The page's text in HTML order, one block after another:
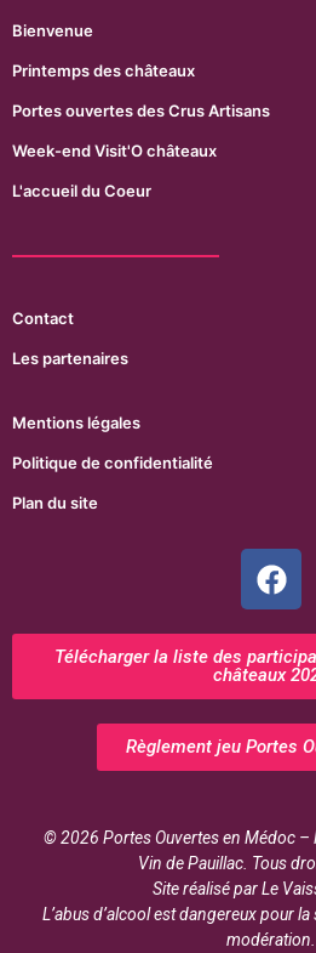
Bienvenue
Printemps des châteaux
Portes ouvertes des Crus Artisans
Week-end Visit'O châteaux
L'accueil du Coeur
Contact
Les partenaires
Mentions légales
Politique de confidentialité
Plan du site
Télécharger la liste des
châteaux
Règlement jeu Portes
© 2026 Portes Ouvertes en Médoc –
Vin de Pauillac. Tous
Site réalisé par Le
L’abus d’alcool est dangereux pour
modération.